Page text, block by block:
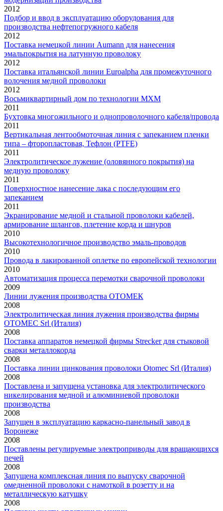
2012
Подбор и ввод в эксплуатацию оборудования для
производства нефтепогружного кабеля
2012
Поставка немецкой линии Aumann для нанесения
эмальпокрытия на латунную проволоку
2012
Поставка итальянской линии Euroalpha для промежуточного
волочения медной проволоки
2012
Восьмиквартирный дом по технологии МХМ
2011
Бухтовка многожильного и однопроволочного кабеля/провода
2011
Вертикальная лентообмоточная линия с запеканием пленки
типа – фторопластовая, Тефлон (PTFE)
2011
Электролитическое лужение (оловянного покрытия) на
медную проволоку
2011
Поверхностное нанесение лака с последующим его
запеканием
2011
Экранирование медной и стальной проволоки кабелей,
армирование шлангов, плетение корда и шнуров
2010
Высокотехнологичное производство эмаль-проводов
2010
Провода в лакированной оплетке по европейской технологии
2010
Автоматизация процесса перемотки сварочной проволоки
2009
Линии лужения производства ОТОМЕК
2008
Электролитическая линия лужения производства фирмы
OTOMEC Srl (Италия)
2008
Поставка аппаратов немецкой фирмы Strecker для стыковой
сварки металлокорда
2008
Поставка линии цинкования проволоки Otomec Srl (Италия)
2008
Поставлена и запущена установка для электролитического
никелирования медной и алюминиевой проволоки
производства
2008
Запущен в эксплуатацию каркасно-панельный завод в
Воронеже
2008
Поставлены регулируемые электроприводы для вращающихся
печей
2008
Запущена комплексная линия по выпуску сварочной
омедненной проволоки с намоткой в розетту и на
металлическую катушку
2008